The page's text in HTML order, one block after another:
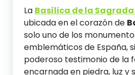
La Basílica de la
ubicada en el corazón de
solo uno de los
emblemáticos de España,
poderoso testimonio de la
encarnada en piedra, luz y